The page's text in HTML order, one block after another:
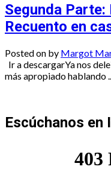
Segunda Parte:
Recuento en
Posted on by Margot
Ir a descargarYa nos
más apropiado hablando ...
Escúchanos en